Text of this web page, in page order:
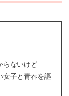
らないけど
女子と青春を謳